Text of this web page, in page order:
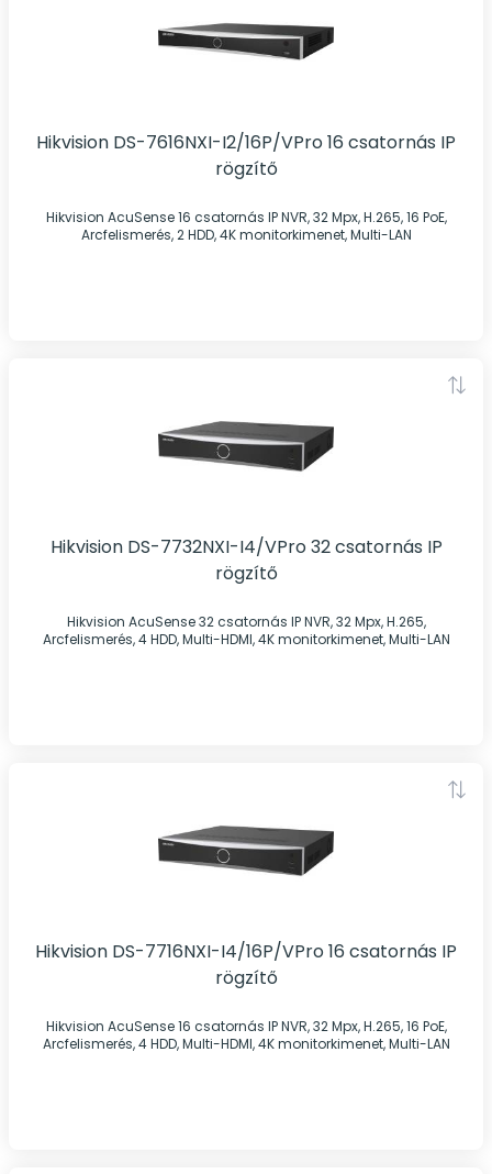
Hikvision DS-7616NXI-I2/16P/VPro 16 csatornás IP
rögzítő
Hikvision AcuSense 16 csatornás IP NVR, 32 Mpx, H.265, 16 PoE,
Arcfelismerés, 2 HDD, 4K monitorkimenet, Multi-LAN
Hikvision DS-7732NXI-I4/VPro 32 csatornás IP
rögzítő
Hikvision AcuSense 32 csatornás IP NVR, 32 Mpx, H.265,
Arcfelismerés, 4 HDD, Multi-HDMI, 4K monitorkimenet, Multi-LAN
Hikvision DS-7716NXI-I4/16P/VPro 16 csatornás IP
rögzítő
Hikvision AcuSense 16 csatornás IP NVR, 32 Mpx, H.265, 16 PoE,
Arcfelismerés, 4 HDD, Multi-HDMI, 4K monitorkimenet, Multi-LAN